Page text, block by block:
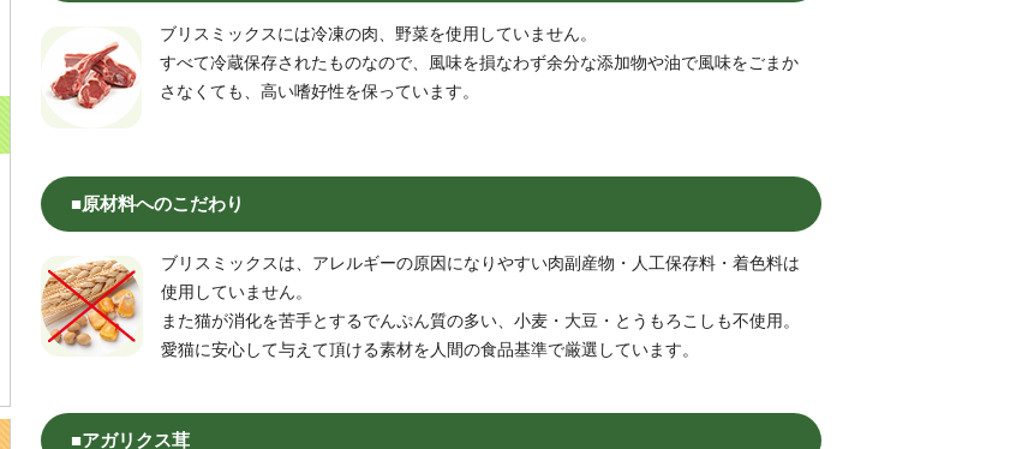
ブリスミックスには冷凍の肉、野菜を使用していません。
すべて冷蔵保存されたものなので、風味を損なわず余分な添加物や油で風味をごまか
さなくても、高い嗜好性を保っています。
■原材料へのこだわり
ブリスミックスは、アレルギーの原因になりやすい肉副産物・人工保存料・着色料は
使用していません。
また猫が消化を苦手とするでんぷん質の多い、小麦・大豆・とうもろこしも不使用。
愛猫に安心して与えて頂ける素材を人間の食品基準で厳選しています。
■アガリクス茸